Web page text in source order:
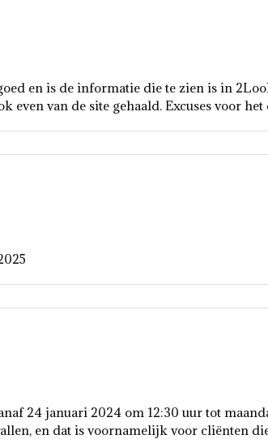
en is de informatie die te zien is in
van de site gehaald. Excuses voor het
24 januari 2024 om 12:30 uur tot
en dat is voornamelijk voor cliënten